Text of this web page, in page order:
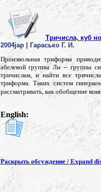
Тричисла, куб
2004jap | Гарасько Г. И.
Произвольная триформа
абелевой группы Ли -- группы
тричислам, и найти все
триформа. Таких систем
рассматривать, как обобщение
English:
Раскрыть обсуждение / Expand